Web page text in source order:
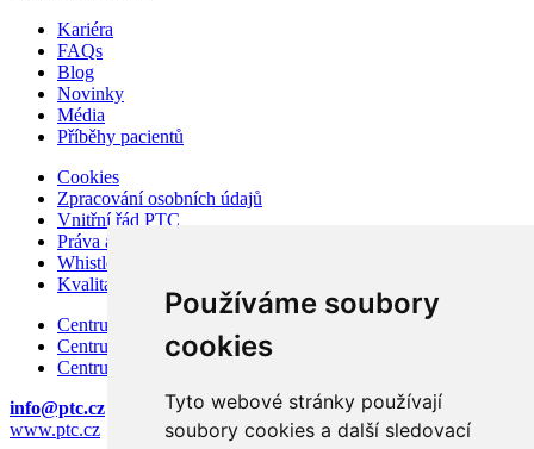
Používáme soubory
cookies
Tyto webové stránky používají
soubory cookies a další sledovací
Kariéra
FAQs
Blog
Novinky
Média
Příběhy pacientů
Cookies
Zpracování osobních údajů
Vnitřní řád PTC
Práva a povinnosti pacienta
Whistleblowing – ochrana oznamovatelů
Kvalita a bezpečí
Centrum karcinomu prostaty
Centrum karcinomu prsu
Centrum moderní diagnostiky
info@ptc.cz
www.ptc.cz